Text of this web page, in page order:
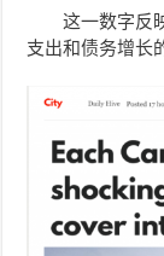
这一数字反
支出和债务增长